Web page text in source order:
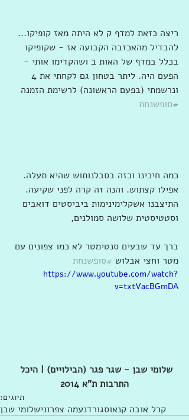
ריצה כזאת למדף ק לא היתה מאז קופיקו...
להבדיל מהאכזבה הקבועה אז - שקופיקו
בכלל במדף של האות ב ושהקדימו אותי -
ונרשמתי (בפעם הראשונה) לרשימת הזמנה
#סופשנחת
כמה חיכינו וכזה בסבלנותוש שהיא תעלה.
אפילו קצתוש. והנה זה קרה לפני שקיעה.
התיצבנו אשקלימינימות ביביסטים דואבים
וסטטיסטית שלושה סמולנים,
ברך עד שבעים סנטימטר לא כמו צפונים עם
מטר וחצי אבלוש #סופשנחת
https://www.youtube.com/watch?
v=txtVacBGmDA
שלומי שבן - שגר פגר (הבילויים) | היכל
התרבות ת"א 2014
תיוגים:
קרל אובה קנאוסגורדנעמה צפרונישלומי שבן